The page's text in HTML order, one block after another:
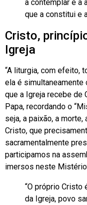
a contemplar e a
que a constitui e
Cristo,
Igreja
“A liturgia, com efeito,
ela é
que a Igreja recebe de
Papa, recordando o
seja, a paixão, a
Cristo, que
sacramentalmente
participamos na
imersos neste
“O próprio
da Igreja, povo